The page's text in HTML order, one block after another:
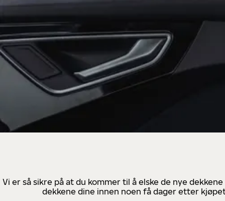
Vi er så sikre på at du kommer til å elske de nye
dekkene dine innen noen få dager etter